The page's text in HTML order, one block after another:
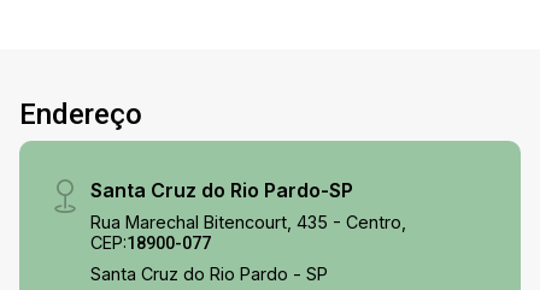
Endereço
Santa Cruz do Rio Pardo-SP
Rua Marechal Bitencourt, 435 - Centro,
CEP:18900-077
Santa Cruz do Rio Pardo - SP